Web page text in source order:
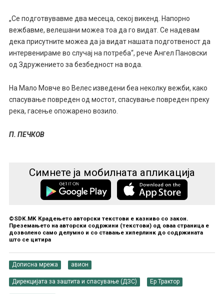
„Се подготвувавме два месеца, секој викенд. Напорно
вежбавме, велешани можеа тоа да го видат. Се надевам
дека присутните можеа да ја видат нашата подготвеност да
интервенираме во случај на потреба“, рече Ангел Пановски
од Здружението за безбедност на вода.
На Мало Мовче во Велес изведени беа неколку вежби, како
спасување повреден од мостот, спасување повреден преку
река, гасење опожарено возило.
П. ПЕЧКОВ
Симнете ја мобилната апликација
©SDK.MK Крадењето авторски текстови е казниво со закон.
Преземањето на авторски содржини (текстови) од оваа страница е
дозволено само делумно и со ставање хиперлинк до содржината
што се цитира
Дописна мрежа авион
Дирекцијата за заштита и спасување (ДЗС) Ер Трактор